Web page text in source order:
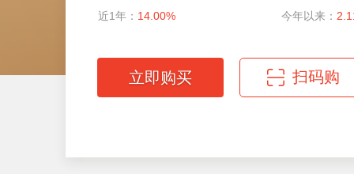
近1年： 14.00% 今年以来：
立即购买 扫码购